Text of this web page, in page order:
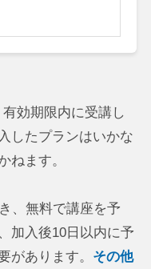
効期限内に受講し
したプランはいかな
ねます。
、無料で講座を予
加入後10日以内に予
があります。 その他